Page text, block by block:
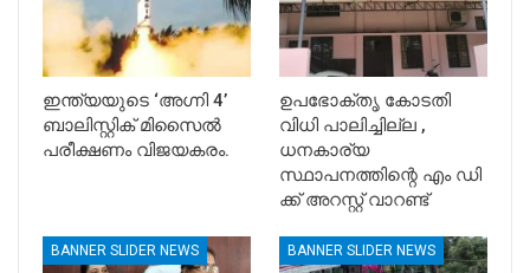
ഇന്ത്യയുടെ ‘അഗ്നി 4’
ബാലിസ്റ്റിക് മിസൈൽ
പരീക്ഷണം വിജയകരം.
ഉപഭോക്തൃ കോടതി
വിധി പാലിച്ചില്ല ,
ധനകാര്യ
സ്ഥാപനത്തിന്റെ എം ഡി
ക്ക് അറസ്റ്റ് വാറണ്ട്
BANNER SLIDER NEWS BANNER SLIDER NEWS